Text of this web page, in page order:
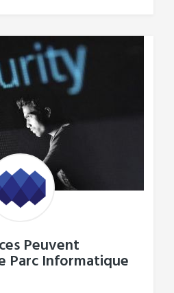
Peuvent
Parc Informatique